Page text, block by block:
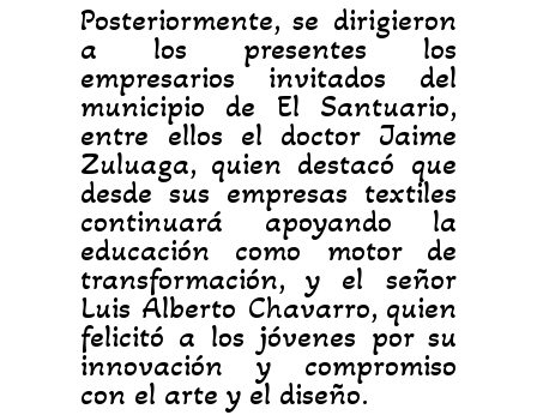
Posteriormente, se dirigieron
a los presentes los
empresarios invitados del
municipio de El Santuario,
entre ellos el doctor Jaime
Zuluaga, quien destacó que
desde sus empresas textiles
continuará apoyando la
educación como motor de
transformación, y el señor
Luis Alberto Chavarro, quien
felicitó a los jóvenes por su
innovación y compromiso
con el arte y el diseño.